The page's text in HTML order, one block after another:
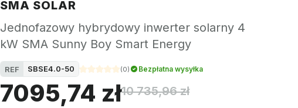
SMA SOLAR
Jednofazowy hybrydowy inwerter solarny 4
kW SMA Sunny Boy Smart Energy
REF SBSE4.0-50 (0) Bezpłatna wysyłka
7095,74 zł10 735,96 zł